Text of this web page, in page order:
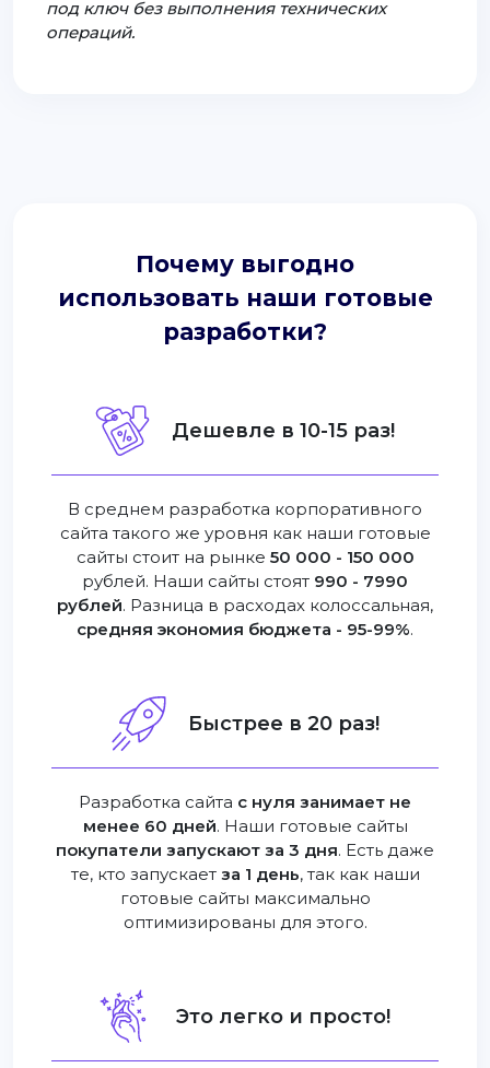
под ключ без выполнения технических
операций.
Почему выгодно
использовать наши готовые
разработки?
Дешевле в 10-15 раз!
В среднем разработка корпоративного
сайта такого же уровня как наши готовые
сайты стоит на рынке 50 000 - 150 000
рублей. Наши сайты стоят 990 - 7990
рублей. Разница в расходах колоссальная,
средняя экономия бюджета - 95-99%.
Быстрее в 20 раз!
Разработка сайта с нуля занимает не
менее 60 дней. Наши готовые сайты
покупатели запускают за 3 дня. Есть даже
те, кто запускает за 1 день, так как наши
готовые сайты максимально
оптимизированы для этого.
Это легко и просто!